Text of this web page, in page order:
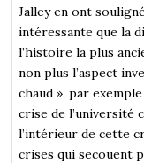
Jalley en ont
intéressante que la
l’histoire la plus
non plus l’aspect
chaud », par
crise de l’université
l’intérieur de cette
crises qui secouent